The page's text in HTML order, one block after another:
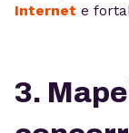
Internet e
3.